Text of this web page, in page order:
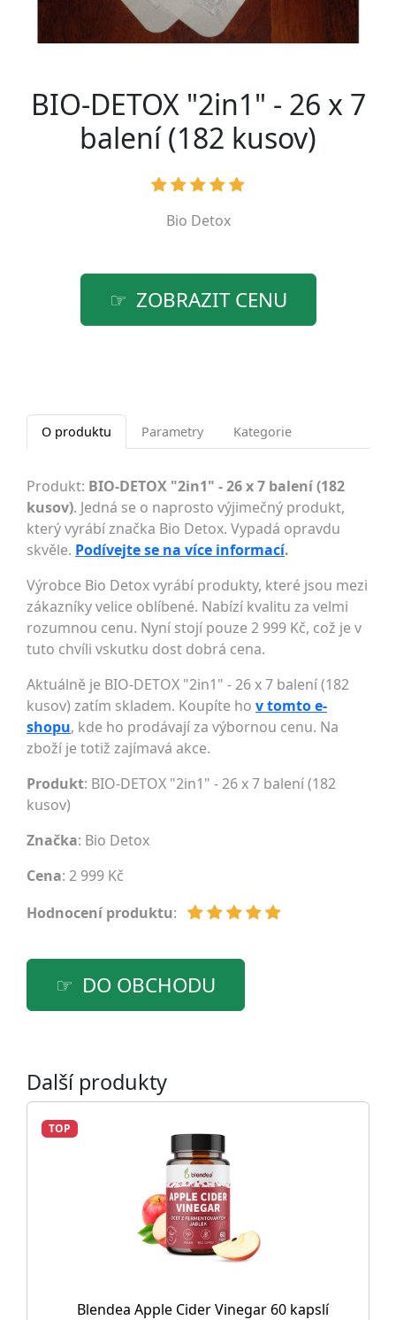
BIO-DETOX "2in1" - 26 x 7
balení (182 kusov)
Bio Detox
ZOBRAZIT CENU
O produktu Parametry Kategorie
Produkt: BIO-DETOX "2in1" - 26 x 7 balení (182
kusov). Jedná se o naprosto výjimečný produkt,
který vyrábí značka Bio Detox. Vypadá opravdu
skvěle. Podívejte se na více informací.
Výrobce Bio Detox vyrábí produkty, které jsou mezi
zákazníky velice oblíbené. Nabízí kvalitu za velmi
rozumnou cenu. Nyní stojí pouze 2 999 Kč, což je v
tuto chvíli vskutku dost dobrá cena.
Aktuálně je BIO-DETOX "2in1" - 26 x 7 balení (182
kusov) zatím skladem. Koupíte ho v tomto e-
shopu, kde ho prodávají za výbornou cenu. Na
zboží je totiž zajímavá akce.
Produkt: BIO-DETOX "2in1" - 26 x 7 balení (182
kusov)
Značka: Bio Detox
Cena: 2 999 Kč
Hodnocení produktu:
DO OBCHODU
Další produkty
TOP
Blendea Apple Cider Vinegar 60 kapslí